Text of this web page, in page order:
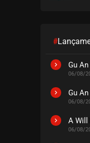
#
Gu
06/08/
Gu
06/08/
A Will
06/08/